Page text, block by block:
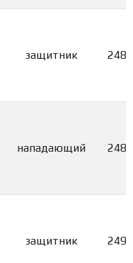
защитник 2488
нападающий 2489
защитник 2490